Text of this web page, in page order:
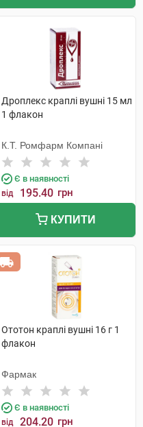
Дроплекс краплі вушні 15 мл
1 флакон
К.Т. Ромфарм Компані
Є в наявності
від 195.40 грн
КУПИТИ
Ототон краплі вушні 16 г 1
флакон
Фармак
Є в наявності
від 204.20 грн